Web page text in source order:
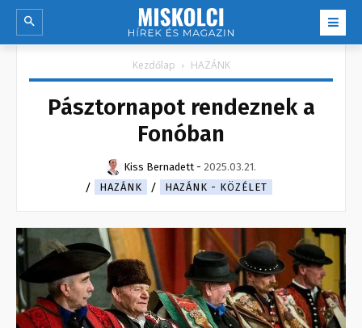
Kezdőlap HAZÁNK
Pásztornapot rendeznek a
Fonóban
Kiss Bernadett - 2025.03.21.
HAZÁNK
HAZÁNK - KÖZÉLET